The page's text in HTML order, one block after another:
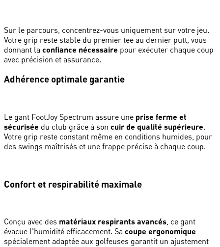
Sur le parcours, concentrez-vous uniquement sur votre jeu.
Votre grip reste stable du premier tee au dernier putt, vous
donnant la confiance nécessaire pour exécuter chaque coup
avec précision et assurance.
Adhérence optimale garantie
Le gant FootJoy Spectrum assure une prise ferme et
sécurisée du club grâce à son cuir de qualité supérieure.
Votre grip reste constant même en conditions humides, pour
des swings maîtrisés et une frappe précise à chaque coup.
Confort et respirabilité maximale
Conçu avec des matériaux respirants avancés, ce gant
évacue l'humidité efficacement. Sa coupe ergonomique
spécialement adaptée aux golfeuses garantit un ajustement